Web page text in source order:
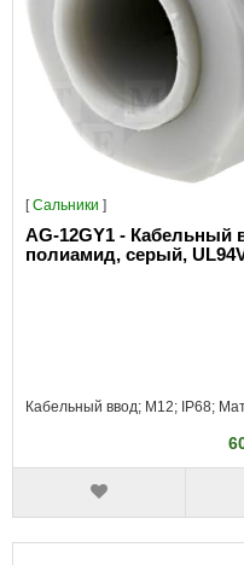
[Сальники ]
AG-12GY1 - Кабельный
полиамид, серый,
Кабельный ввод; M12; IP68;